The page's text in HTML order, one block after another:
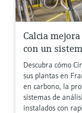
Calcia
con un
Descubra cómo
sus plantas en
en carbono, la
sistemas de
instalados con